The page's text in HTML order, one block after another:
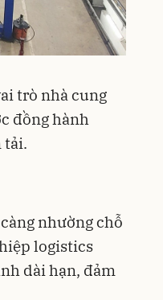
trò nhà cung
đồng hành
tải.
nhường chỗ
logistics
dài hạn, đảm